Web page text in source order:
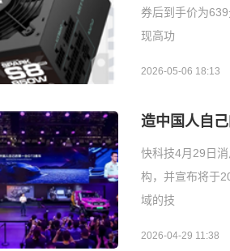
券后到手价为
现高功
2026-05-06 18:13
造中国人自
快科技4月29日
构，并宣布将于
域的技
2026-04-29 11:38